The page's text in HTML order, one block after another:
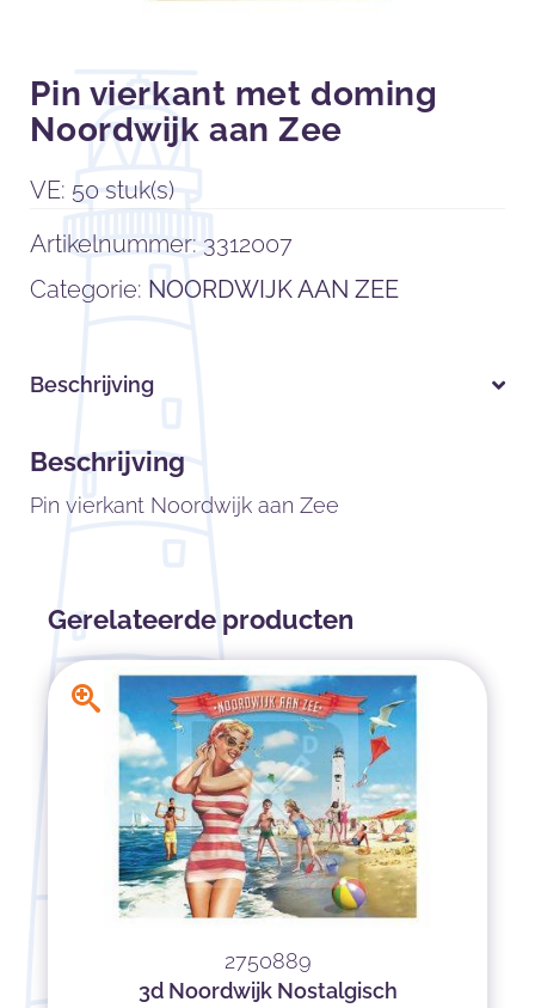
Pin vierkant met doming
Noordwijk aan Zee
VE: 50 stuk(s)
Artikelnummer: 3312007
Categorie: NOORDWIJK AAN ZEE
Beschrijving
Beschrijving
Pin vierkant Noordwijk aan Zee
Gerelateerde producten
2750889
3d Noordwijk Nostalgisch